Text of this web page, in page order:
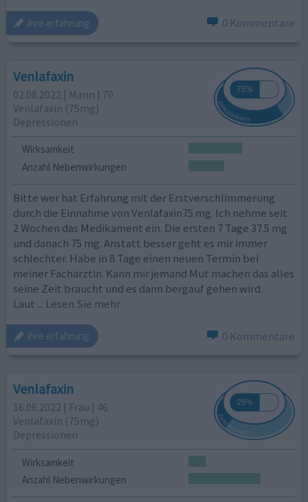
ihre erfahrung 0 Kommentare
Venlafaxin
02.08.2022 | Mann | 70
Venlafaxin (75mg)
Depressionen
Wirksamkeit
Anzahl Nebenwirkungen
Bitte wer hat Erfahrung mit der Erstverschlimmerung
durch die Einnahme von Venlafaxin75 mg. Ich nehme seit
2 Wochen das Medikament ein. Die ersten 7 Tage 37.5 mg
und danach 75 mg. Anstatt besser geht es mir immer
schlechter. Habe in 8 Tage einen neuen Termin bei
meiner Fachärztin. Kann mir jemand Mut machen das alles
seine Zeit braucht und es dann bergauf gehen wird.
Laut ... Lesen Sie mehr
ihre erfahrung 0 Kommentare
Venlafaxin
16.06.2022 | Frau | 46
Venlafaxin (75mg)
Depressionen
Wirksamkeit
Anzahl Nebenwirkungen